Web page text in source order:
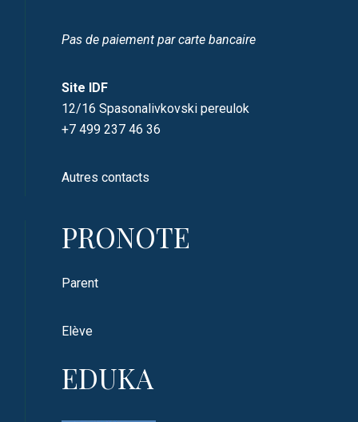
Pas de paiement par carte bancaire
Site IDF
12/16 Spasonalivkovski pereulok
+7 499 237 46 36
Autres contacts
PRONOTE
Parent
Elève
EDUKA